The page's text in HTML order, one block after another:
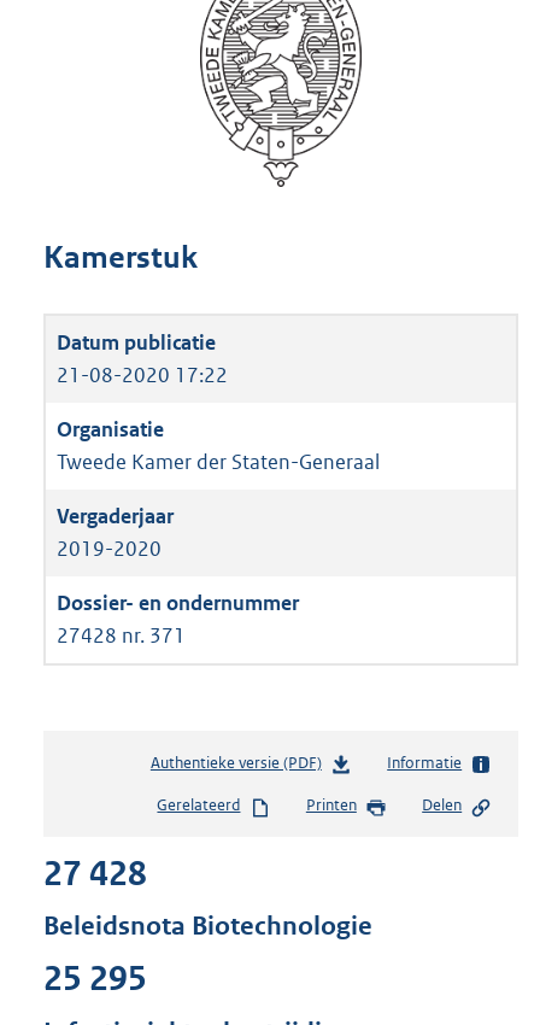
Kamerstuk
21-08-2020 17:22
Tweede Kamer der Staten-Generaal
2019-2020
27428 nr. 371
Authentieke versie (PDF)b
s
s
Informatie
Gerelateerd Printen Delen
27 428
Beleidsnota Biotechnologie
25 295